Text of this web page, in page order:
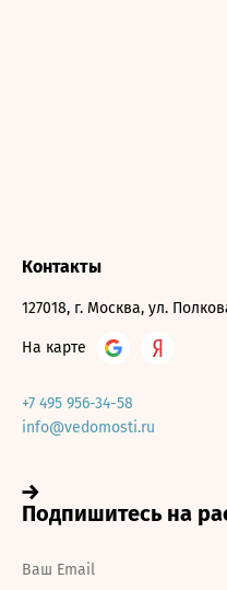
Контакты
127018, г. Москва, ул.
На карте
+7 495 956-34-58
info@vedomosti.ru